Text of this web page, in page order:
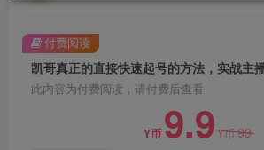
此内容为付费阅读，请付费后查看
Y币 9.9Y币99
付费阅读